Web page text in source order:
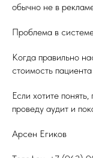
обычно не в
Проблема в
Когда правильно
стоимость
Если хотите
проведу аудит и
Арсен Егиков